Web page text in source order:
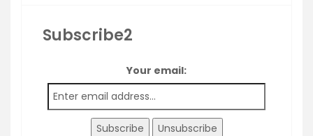
Subscribe2
Your email: